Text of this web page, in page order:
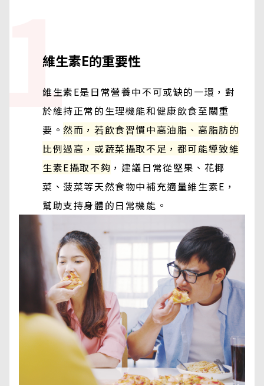
1
維生素E的重要性
維生素E是日常營養中不可或缺的一環，對
於維持正常的生理機能和健康飲食至關重
要。然而，若飲食習慣中高油脂、高脂肪的
比例過高，或蔬菜攝取不足，都可能導致維
生素E攝取不夠 ，建議日常從堅果、花椰
菜、菠菜等天然食物中補充適量維生素E，
幫助支持身體的日常機能。